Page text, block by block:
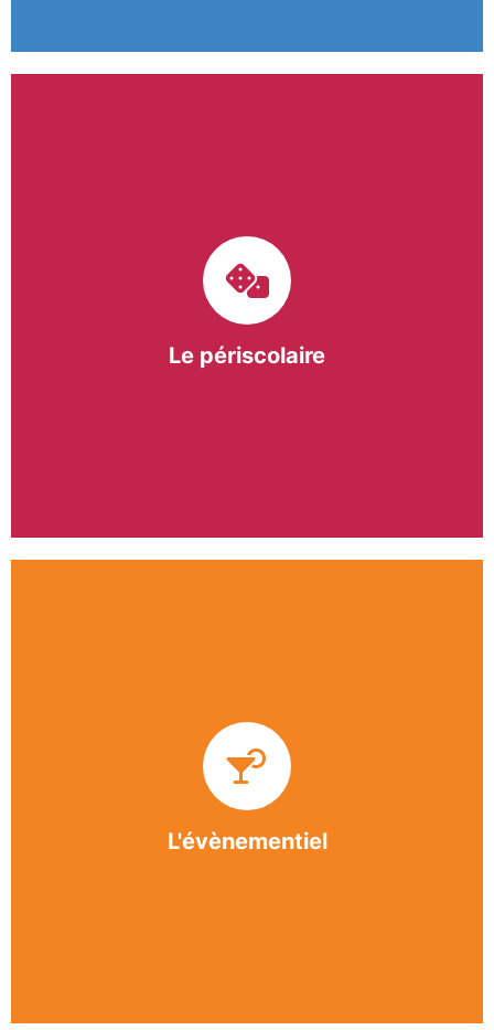
Le périscolaire
bergeracois. A travers les Temps d’Activités
Périscolaires (TAP) et les Pauses Méridiennes, nous
apportons une réponse adaptée et individualisée
L'évènementiel
BASE apporte des solutions innovantes et
originales dans l’organisation des manifestations,
festivals, conventions, colloques et assemblées